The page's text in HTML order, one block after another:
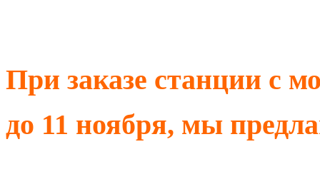
При заказе станции с
до 11 ноября, мы